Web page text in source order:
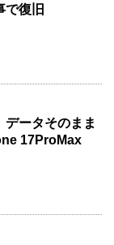
で復旧
データそのまま
17ProMax